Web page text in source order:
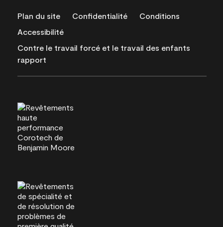
Plan du site Confidentialité
Conditions
Accessibilité
Contre le travail forcé et le travail des enfants
rapport